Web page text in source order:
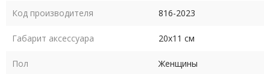
Код производителя 816-2023
Габарит аксессуара 20х11 см
Пол Женщины